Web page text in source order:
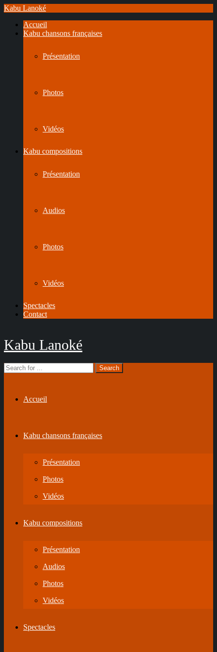
Kabu Lanoké
Accueil
Kabu chansons françaises
Présentation
Photos
Vidéos
Kabu compositions
Présentation
Audios
Photos
Vidéos
Spectacles
Contact
Kabu Lanoké
Accueil
Kabu chansons françaises
Présentation
Photos
Vidéos
Kabu compositions
Présentation
Audios
Photos
Vidéos
Spectacles